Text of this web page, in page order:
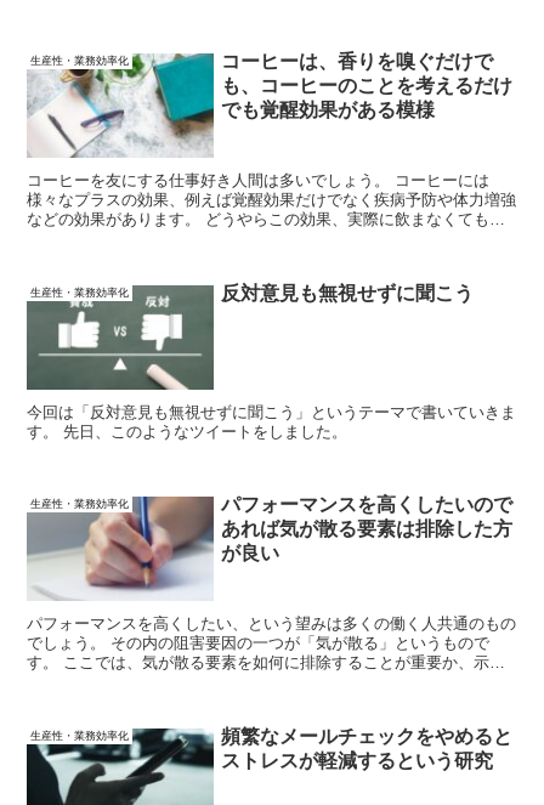
生産性・業務効率化
コーヒーは、香りを嗅ぐだけで
も、コーヒーのことを考えるだけ
でも覚醒効果がある模様
コーヒーを友にする仕事好き人間は多いでしょう。 コーヒーには
様々なプラスの効果、例えば覚醒効果だけでなく疾病予防や体力増強
などの効果があります。 どうやらこの効果、実際に飲まなくても、
生産性・業務効率化 反対意見も無視せずに聞こう
今回は「反対意見も無視せずに聞こう」というテーマで書いていきま
す。 先日、このようなツイートをしました。
生産性・業務効率化
パフォーマンスを高くしたいので
あれば気が散る要素は排除した方
が良い
パフォーマンスを高くしたい、という望みは多くの働く人共通のもの
でしょう。 その内の阻害要因の一つが「気が散る」というもので
す。 ここでは、気が散る要素を如何に排除することが重要か、示し
生産性・業務効率化
頻繁なメールチェックをやめると
ストレスが軽減するという研究